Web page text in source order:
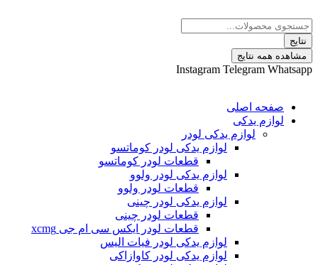
نتایج
Instagram Telegram
اصلی
یدکی
لوازم یدکی لودر
لوازم یدکی لودر کوماتسو
قطعات لودر کوماتسو
لوازم یدکی لودر ولوو
قطعات لودر ولوو
لوازم یدکی لودر چینی
قطعات لودر چینی
قطعات لودر ایکس سی ام جی xcmg
لوازم یدکی لودر فیات الیس
لوازم یدکی لودر کاوازاکی